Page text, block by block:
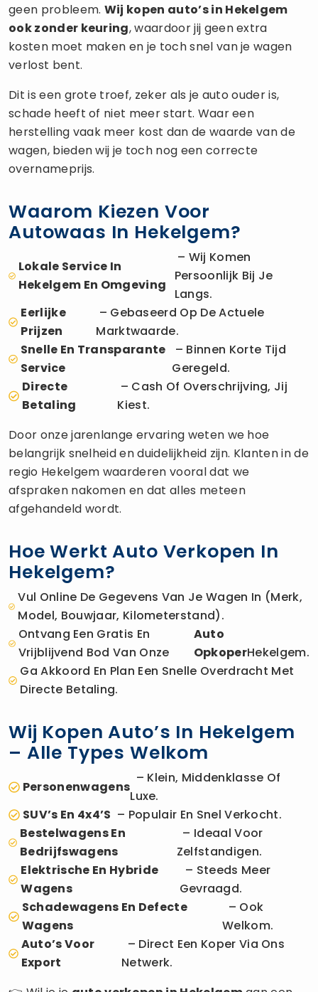
geen probleem. Wij kopen auto’s in Hekelgem
ook zonder keuring, waardoor jij geen extra
kosten moet maken en je toch snel van je wagen
verlost bent.
Dit is een grote troef, zeker als je auto ouder is,
schade heeft of niet meer start. Waar een
herstelling vaak meer kost dan de waarde van de
wagen, bieden wij je toch nog een correcte
overnameprijs.
Waarom Kiezen Voor
Autowaas In Hekelgem?
Lokale Service In
Hekelgem En Omgeving
– Wij Komen
Persoonlijk Bij Je
Langs.
Eerlijke
Prijzen
– Gebaseerd Op De Actuele
Marktwaarde.
Snelle En Transparante
Service
– Binnen Korte Tijd
Geregeld.
Directe
Betaling
– Cash Of Overschrijving, Jij
Kiest.
Door onze jarenlange ervaring weten we hoe
belangrijk snelheid en duidelijkheid zijn. Klanten in de
regio Hekelgem waarderen vooral dat we
afspraken nakomen en dat alles meteen
afgehandeld wordt.
Hoe Werkt Auto Verkopen In
Hekelgem?
Vul Online De Gegevens Van Je Wagen In (merk,
Model, Bouwjaar, Kilometerstand).
Ontvang Een Gratis En
Vrijblijvend Bod Van Onze
Auto
OpkoperHekelgem.
Ga Akkoord En Plan Een Snelle Overdracht Met
Directe Betaling.
Wij Kopen Auto’s In Hekelgem
– Alle Types Welkom
Personenwagens
– Klein, Middenklasse Of
Luxe.
SUV’s En 4x4’s – Populair En Snel Verkocht.
Bestelwagens En
Bedrijfswagens
– Ideaal Voor
Zelfstandigen.
Elektrische En Hybride
Wagens
– Steeds Meer
Gevraagd.
Schadewagens En Defecte
Wagens
– Ook
Welkom.
Auto’s Voor
Export
– Direct Een Koper Via Ons
Netwerk.